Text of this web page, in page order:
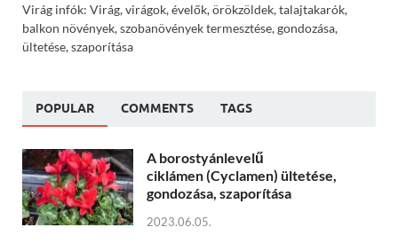
Virág infók: Virág, virágok, évelők, örökzöldek, talajtakarók,
balkon növények, szobanövények termesztése, gondozása,
ültetése, szaporítása
POPULAR COMMENTS TAGS
A borostyánlevelű
ciklámen (Cyclamen) ültetése,
gondozása, szaporítása
2023.06.05.